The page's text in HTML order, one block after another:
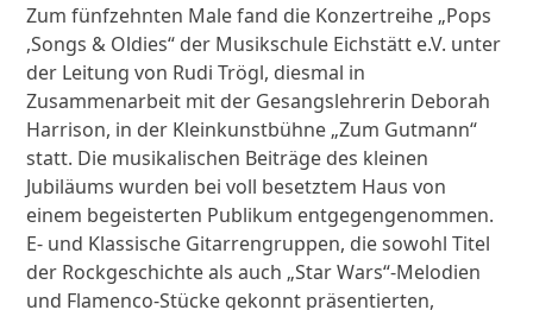
Zum fünfzehnten Male fand die Konzertreihe „Pops
,Songs & Oldies“ der Musikschule Eichstätt e.V. unter
der Leitung von Rudi Trögl, diesmal in
Zusammenarbeit mit der Gesangslehrerin Deborah
Harrison, in der Kleinkunstbühne „Zum Gutmann“
statt. Die musikalischen Beiträge des kleinen
Jubiläums wurden bei voll besetztem Haus von
einem begeisterten Publikum entgegengenommen.
E- und Klassische Gitarrengruppen, die sowohl Titel
der Rockgeschichte als auch „Star Wars“-Melodien
und Flamenco-Stücke gekonnt präsentierten,